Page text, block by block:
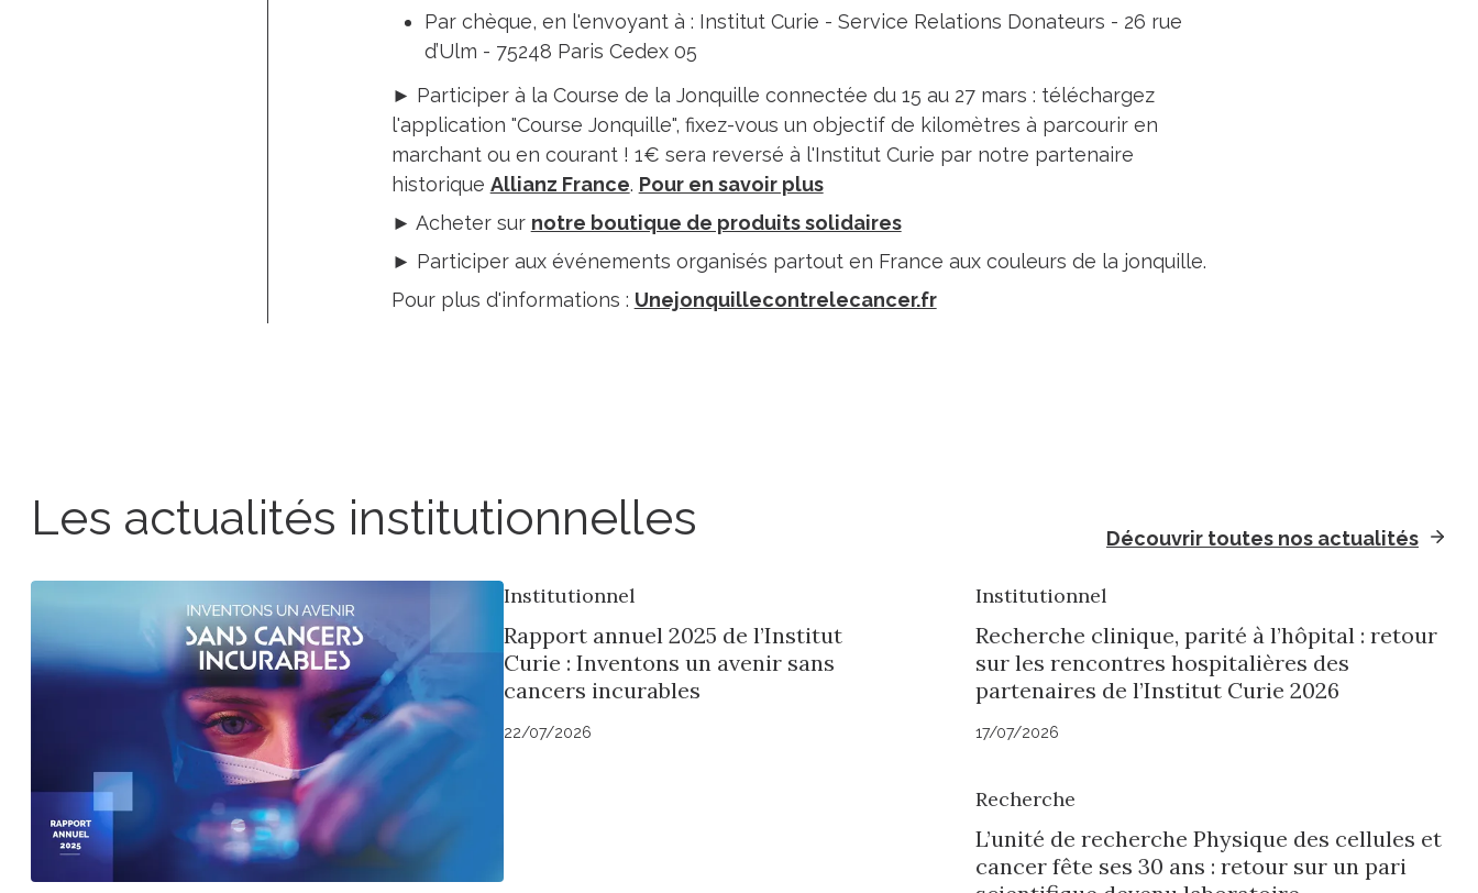
Par chèque, en l'envoyant à : Institut Curie - Service Relations Donateurs - 26 rue
d’Ulm - 75248 Paris Cedex 05
► Participer à la Course de la Jonquille connectée du 15 au 27 mars : téléchargez
l'application "Course Jonquille", fixez-vous un objectif de kilomètres à parcourir en
marchant ou en courant ! 1€ sera reversé à l'Institut Curie par notre partenaire
historique Allianz France. Pour en savoir plus
► Acheter sur notre boutique de produits solidaires
► Participer aux événements organisés partout en France aux couleurs de la jonquille.
Pour plus d'informations : Unejonquillecontrelecancer.fr
Les actualités institutionnelles Découvrir toutes nos actualités
Institutionnel
Rapport annuel 2025 de l’Institut
Curie : Inventons un avenir sans
cancers incurables
22/07/2026
Institutionnel
Recherche clinique, parité à l’hôpital : retour
sur les rencontres hospitalières des
partenaires de l’Institut Curie 2026
17/07/2026
Recherche
L’unité de recherche Physique des cellules et
cancer fête ses 30 ans : retour sur un pari